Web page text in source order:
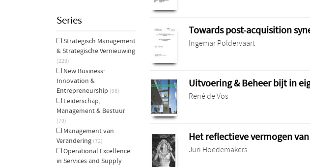
Series
Strategisch Management
& Strategische Vernieuwing
(229)
New Business:
Innovation &
Entrepreneurship (98)
Leiderschap,
Management & Bestuur
(79)
Management van
Verandering (72)
Operational Excellence
in Services and Supply
Towards post-acquisition
Ingemar Poldervaart
Uitvoering & Beheer bijt in
René de Vos
Het reflectieve vermogen
Juri Hoedemakers